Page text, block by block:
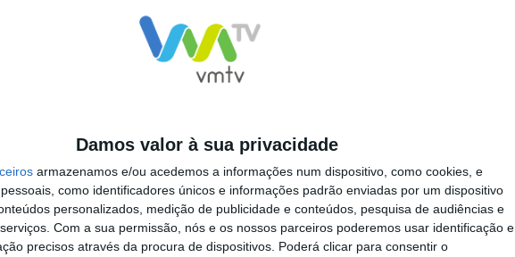
Damos valor à sua privacidade
armazenamos e/ou acedemos a informações num dispositivo, como cookies, e
como identificadores únicos e informações padrão enviadas por um dispositivo
personalizados, medição de publicidade e conteúdos, pesquisa de audiências e
Com a sua permissão, nós e os nossos parceiros poderemos usar identificação e
precisos através da procura de dispositivos. Poderá clicar para consentir o
à mão pelos participantes manifestam-se em diversas formas
dos artesãos e por uma paisagem sonora que se compôs
também às plantas espontâneas, nesta exposição são
o lançamento da coleção de livros Saber a Terra.